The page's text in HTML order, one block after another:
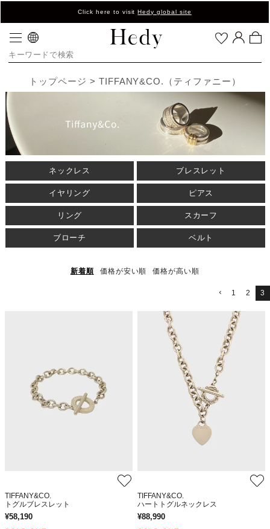
Click here to visitHedy global site
トップページ TIFFANY&CO.（ティファニー）
ネックレス ブレスレット
イヤリング ピアス
リング スカーフ
ブローチ ベルト
新着順 価格が安い順 価格が高い順
1 2 3
TIFFANY&CO.
トグルブレスレット
¥58,190
TIFFANY&CO.
ハートトグルネックレス
¥88,990